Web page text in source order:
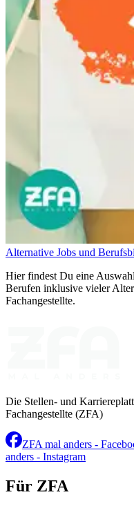
Alternative Jobs und
Hier findest Du eine
Berufen inklusive vieler
Fachangestellte.
Die Stellen- und
Fachangestellte (ZFA)
ZFA mal anders -
anders - Instagram
Für ZFA